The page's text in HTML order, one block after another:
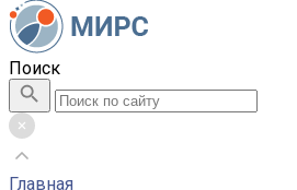
Поиск
Главная